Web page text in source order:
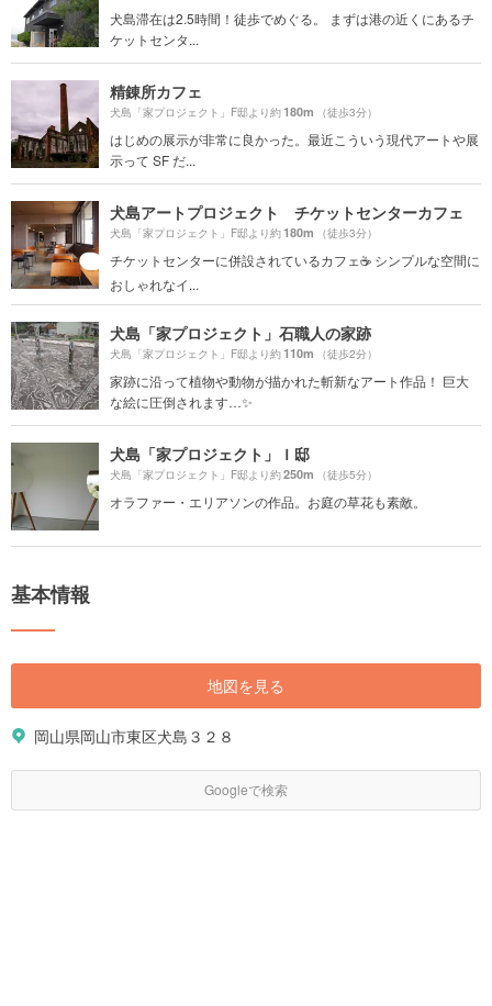
犬島滞在は2.5時間！徒歩でめぐる。 まずは港の近くにあるチ
ケットセンタ...
精錬所カフェ
犬島「家プロジェクト」F邸より約180m （徒歩3分）
はじめの展示が非常に良かった。最近こういう現代アートや展
示って SF だ...
犬島アートプロジェクト チケットセンターカフェ
犬島「家プロジェクト」F邸より約180m （徒歩3分）
チケットセンターに併設されているカフェ☕️ シンプルな空間に
おしゃれなイ...
犬島「家プロジェクト」石職人の家跡
犬島「家プロジェクト」F邸より約110m （徒歩2分）
家跡に沿って植物や動物が描かれた斬新なアート作品！ 巨大
な絵に圧倒されます…✨
犬島「家プロジェクト」Ｉ邸
犬島「家プロジェクト」F邸より約250m （徒歩5分）
オラファー・エリアソンの作品。お庭の草花も素敵。
基本情報
地図を見る
岡山県岡山市東区犬島３２８
Googleで検索